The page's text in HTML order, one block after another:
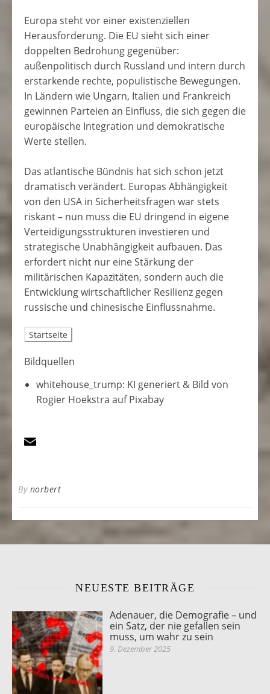
Europa stehtvor einer existenziellen
Herausforderung. Die EU siehtsich einer
doppelten Bedrohung gegenüber:
außenpolitisch durch Russland und intern durch
erstarkende rechte, populistische Bewegungen.
In Ländern wie Ungarn, Italien und Frankreich
gewinnen Parteien an Einfluss, diesich gegen die
europäische Integration und demokratische
Wertestellen.
Das atlantische Bündnis hatsich schon jetzt
dramatisch verändert. Europas Abhängigkeit
von den USA in Sicherheitsfragen warstets
riskant– nun muss die EU dringend in eigene
Verteidigungsstrukturen investieren und
strategische Unabhängigkeitaufbauen. Das
erfordert nicht nur eineStärkung der
militärischen Kapazitäten, sondern auch die
Entwicklungwirtschaftlicher Resilienz gegen
russische und chinesische Einflussnahme.
Bildquellen
whitehouse_trump: KI generiert & Bild von
Rogier Hoekstra auf Pixabay
By norbert
NEUESTE BEITRÄGE
Adenauer, die Demografie – und
ein Satz, der nie gefallen sein
muss, um wahr zu sein
9. Dezember 2025